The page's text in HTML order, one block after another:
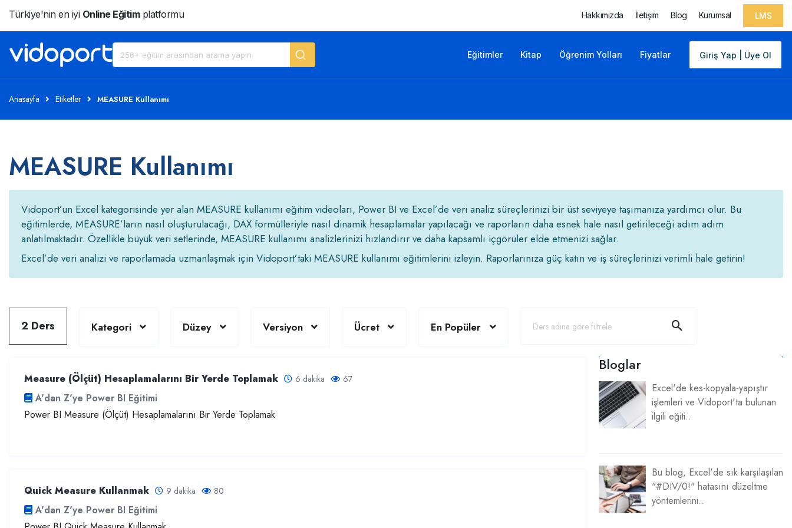
Türkiye'nin en iyi Online Eğitimplatformu Hakkımızda İletişim Blog Kurumsal LMS
Giriş Yap | Üye Ol
Eğitimler Kitap Öğrenim Yolları Fiyatlar
Anasayfa Etiketler MEASURE Kullanımı
MEASURE Kullanımı
Vidoport’un Excel kategorisinde yer alan MEASURE kullanımı eğitim videoları, Power BI ve Excel’de veri analiz süreçlerinizi bir üst seviyeye taşımanıza yardımcı olur. Bu
eğitimlerde, MEASURE’ların nasıl oluşturulacağı, DAX formülleriyle nasıl dinamik hesaplamalar yapılacağı ve raporların daha esnek hale nasıl getirileceği adım adım
anlatılmaktadır. Özellikle büyük veri setlerinde, MEASURE kullanımı analizlerinizi hızlandırır ve daha kapsamlı içgörüler elde etmenizi sağlar.
Excel’de veri analizi ve raporlamada uzmanlaşmak için Vidoport’taki MEASURE kullanımı eğitimlerini izleyin. Raporlarınıza güç katın ve iş süreçlerinizi verimli hale getirin!
2 Ders Kategori Düzey Versiyon Ücret En Popüler
Measure (Ölçüt) Hesaplamalarını Bir Yerde Toplamak 6 dakika 67
A'dan Z'ye Power BI Eğitimi
Power BI Measure (Ölçüt) Hesaplamalarını Bir Yerde Toplamak
Quick Measure Kullanmak 9 dakika 80
A'dan Z'ye Power BI Eğitimi
Bloglar
Excel'de kes-kopyala-yapıştır
işlemleri ve Vidoport'ta bulunan
ilgili eğiti..
Bu blog, Excel'de sık karşılaşılan
"#DIV/0!" hatasını düzeltme
yöntemlerini..